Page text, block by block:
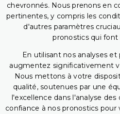
chevronnés. Nous prenons en
pertinentes, y compris les
d'autres paramètres
pronostics qui font
En utilisant nos analyses
augmentez significativement
Nous mettons à votre
qualité, soutenues par une
l'excellence dans l'analyse
confiance à nos pronostics pour